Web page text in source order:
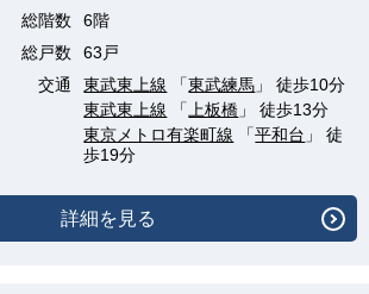
総階数
6階
総戸数
63戸
交通
東武東上線 「東武練馬 」 徒歩10分
東武東上線 「 上板橋 」 徒歩13分
東京メトロ有楽町線 「平和台 」 徒
歩19分
詳細を見る